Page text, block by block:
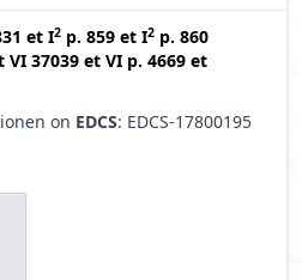
et I2 p. 859 et I2 p. 860
VI 37039 et VI p. 4669 et
on EDCS: EDCS-17800195